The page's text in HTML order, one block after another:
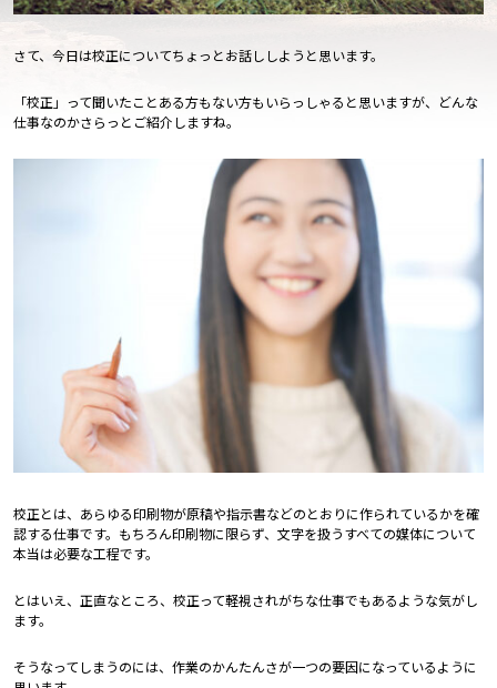
さて、今日は校正についてちょっとお話ししようと思います。
「校正」って聞いたことある方もない方もいらっしゃると思いますが、どんな
仕事なのかさらっとご紹介しますね。
校正とは、あらゆる印刷物が原稿や指示書などのとおりに作られているかを確
認する仕事です。もちろん印刷物に限らず、文字を扱うすべての媒体について
本当は必要な工程です。
とはいえ、正直なところ、校正って軽視されがちな仕事でもあるような気がし
ます。
そうなってしまうのには、作業のかんたんさが一つの要因になっているように